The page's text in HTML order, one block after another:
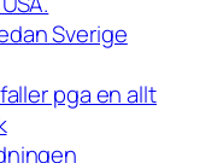
Sverige
pga en allt